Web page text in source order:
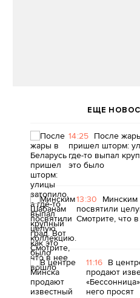
ЕЩЕ
14:25 После
пришел шторм:
где-то выпал
это было
13:30
посвятили
Смотрите, что
11:16 В
продают
него просят